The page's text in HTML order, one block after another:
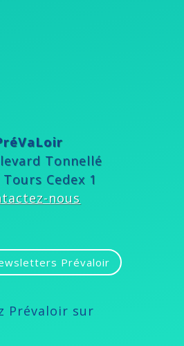
Tonnellé
Tours Cedex 1
nous
Prévaloir
Prévaloir sur